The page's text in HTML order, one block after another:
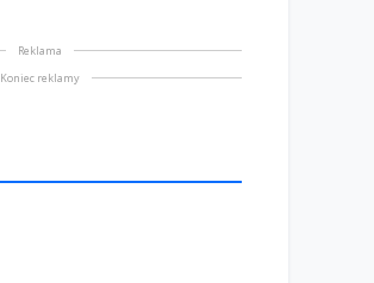
13 lipiec 2026
Reklama
Koniec reklamy